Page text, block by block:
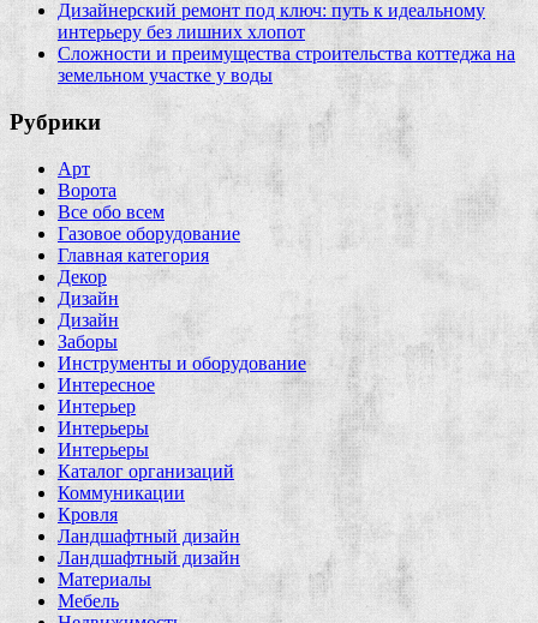
Дизайнерский ремонт под ключ: путь к идеальному
интерьеру без лишних хлопот
Сложности и преимущества строительства коттеджа на
земельном участке у воды
Рубрики
Арт
Ворота
Все обо всем
Газовое оборудование
Главная категория
Декор
Дизайн
Дизайн
Заборы
Инструменты и оборудование
Интересное
Интерьер
Интерьеры
Интерьеры
Каталог организаций
Коммуникации
Кровля
Ландшафтный дизайн
Ландшафтный дизайн
Материалы
Мебель